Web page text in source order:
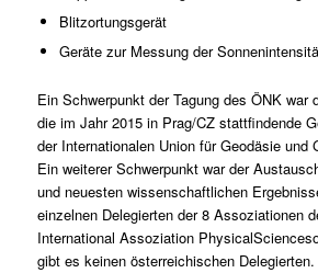
Blitzortungsgerät
Geräte zur Messung der
Ein Schwerpunkt der Tagung des ÖNK war
die im Jahr 2015 in Prag/CZ stattfindende
der Internationalen Union für Geodäsie und
Ein weiterer Schwerpunkt war der
und neuesten wissenschaftlichen
einzelnen Delegierten der 8 Assoziationen
International Assoziation
gibt es keinen österreichischen Delegierten.